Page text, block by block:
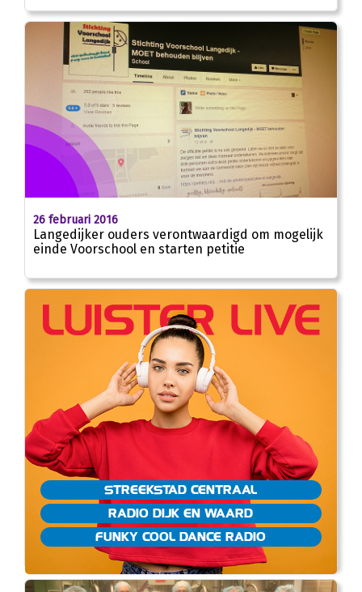
26 februari 2016
Langedijker ouders verontwaardigd om mogelijk
einde Voorschool en starten petitie
STREEKSTAD CENTRAAL
RADIO DIJK EN WAARD
FUNKY COOL DANCE RADIO